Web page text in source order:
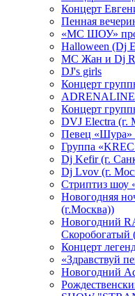
Концерт
Пенная
«МС ШОУ»
Halloween (Dj
МС Жан и Dj
DJ's girls
Концерт
Концерт
DVJ Electra (г.
Певец «Шура»
Группа
Dj Kefir (г.
Dj Lvov (г.
Стриптиз шоу
Новогодняя
(г.Москва))
Новогодний
Скоробогатый
Концерт
«Здравствуй
Новогодний